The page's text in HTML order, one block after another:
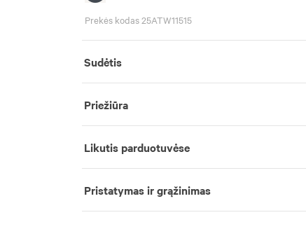
Prekės kodas 25ATW11515
Sudėtis
Priežiūra
Likutis parduotuvėse
Pristatymas ir grąžinimas